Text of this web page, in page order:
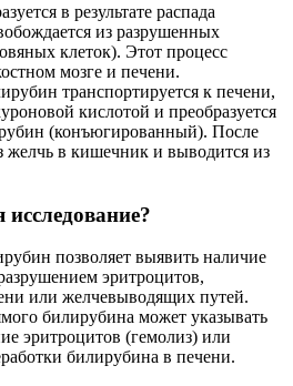
в результате распада
из разрушенных
клеток). Этот процесс
мозге и печени.
транспортируется к печени,
кислотой и преобразуется
(конъюгированный). После
желчь в кишечник и выводится из
исследование?
позволяет выявить наличие
эритроцитов,
или желчевыводящих путей.
билирубина может указывать
эритроцитов (гемолиз) или
билирубина в печени.